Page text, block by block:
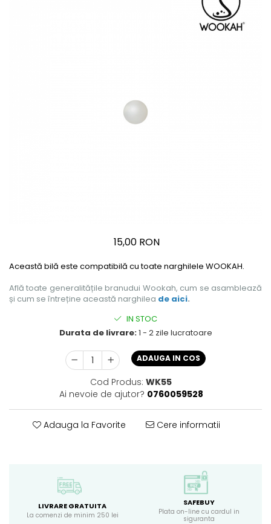
15,00 RON
Această bilă este compatibilă cu toate narghilele WOOKAH.
Află toate generalitățile branudui Wookah, cum se asamblează
și cum se întreține această narghilea de aici.
IN STOC
Durata de livrare:1 - 2 zile lucratoare
ADAUGA IN COS
Cod Produs: WK55
Ai nevoie de ajutor? 0760059528
Adauga la Favorite Cere informatii
LIVRARE GRATUITA
La comenzi de minim 250 lei
SAFEBUY
Plata on-line cu cardul in
siguranta